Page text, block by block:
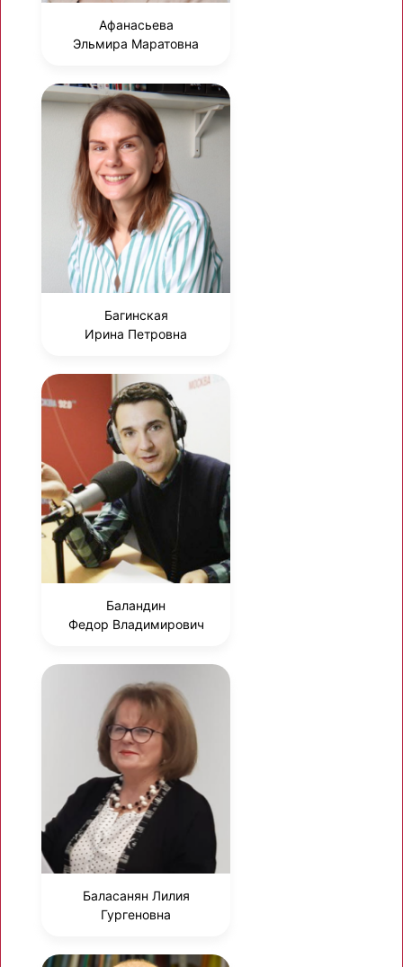
Афанасьева
Эльмира Маратовна
Багинская
Ирина Петровна
Баландин
Федор Владимирович
Баласанян Лилия
Гургеновна